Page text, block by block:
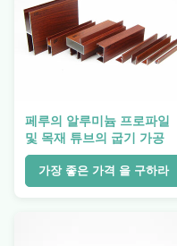
페루의 알루미늄 프로파일
및 목재 튜브의 굽기 가공
가장 좋은 가격 을 구하라